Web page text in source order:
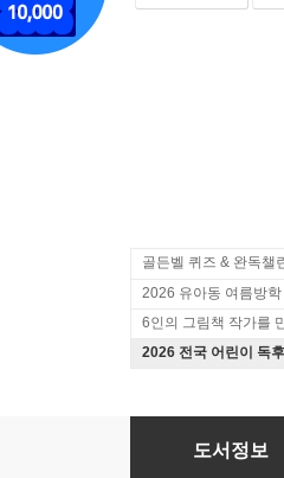
골든벨 퀴즈 & 완독챌
2026 유아동 여름방학
6인의 그림책 작가를
2026 전국 어린이 독
동업은 힘들어!!
도서정보